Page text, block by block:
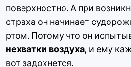
поверхностно. А при
страха он начинает
ртом. Потому что он
нехватки воздуха, и ему
вот задохнется.